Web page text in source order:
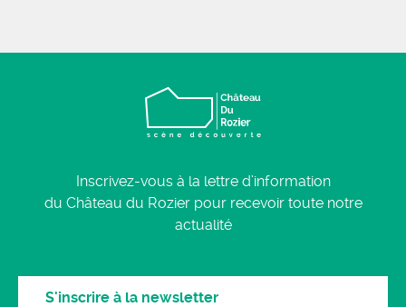
Inscrivez-vous à la lettre d’information
du Château du Rozier pour recevoir toute notre
actualité
S'inscrire à la newsletter